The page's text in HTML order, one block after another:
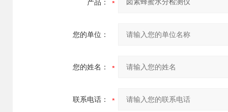
产品：
您的单位：
您的姓名：
联系电话：